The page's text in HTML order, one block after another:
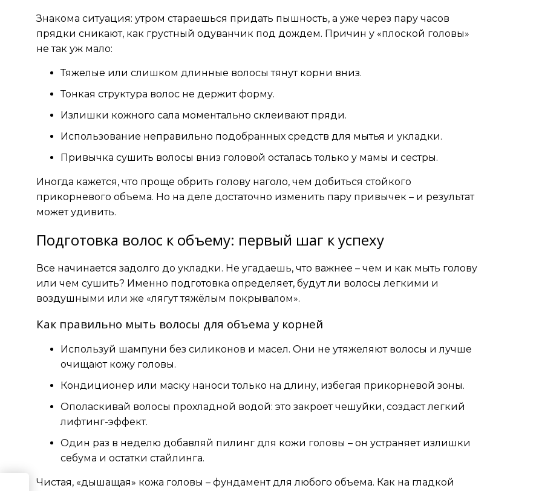
Знакома ситуация: утром стараешься придать пышность, а уже через пару часов
прядки сникают, как грустный одуванчик под дождем. Причин у «плоской головы»
не так уж мало:
Тяжелые или слишком длинные волосы тянут корни вниз.
Тонкая структура волос не держит форму.
Излишки кожного сала моментально склеивают пряди.
Использование неправильно подобранных средств для мытья и укладки.
Привычка сушить волосы вниз головой осталась только у мамы и сестры.
Иногда кажется, что проще обрить голову наголо, чем добиться стойкого
прикорневого объема. Но на деле достаточно изменить пару привычек – и результат
может удивить.
Подготовка волос к объему: первый шаг к успеху
Все начинается задолго до укладки. Не угадаешь, что важнее – чем и как мыть голову
или чем сушить? Именно подготовка определяет, будут ли волосы легкими и
воздушными или же «лягут тяжёлым покрывалом».
Как правильно мыть волосы для объема у корней
Используй шампуни без силиконов и масел. Они не утяжеляют волосы и лучше
очищают кожу головы.
Кондиционер или маску наноси только на длину, избегая прикорневой зоны.
Ополаскивай волосы прохладной водой: это закроет чешуйки, создаст легкий
лифтинг-эффект.
Один раз в неделю добавляй пилинг для кожи головы – он устраняет излишки
себума и остатки стайлинга.
Чистая, «дышащая» кожа головы – фундамент для любого объема. Как на гладкой